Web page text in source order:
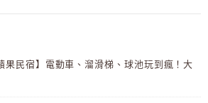
果民宿】電動車、溜滑梯、球池玩到瘋！大